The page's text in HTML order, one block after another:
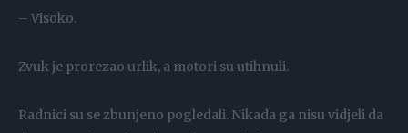
– Visoko.
Zvuk je prorezao urlik, a motori su utihnuli.
Radnici su se zbunjeno pogledali. Nikada ga nisu vidjeli da